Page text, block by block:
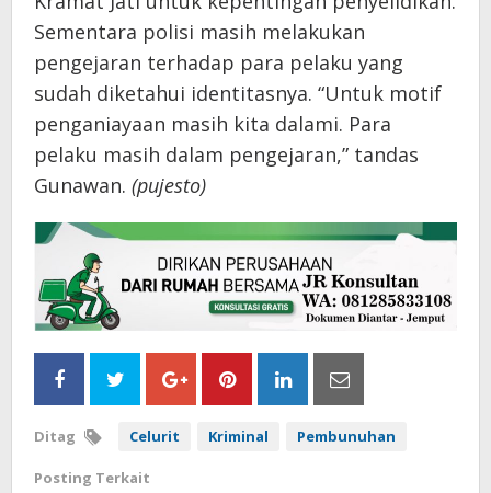
Sementara polisi masih melakukan
pengejaran terhadap para pelaku yang
sudah diketahui identitasnya. “Untuk motif
penganiayaan masih kita dalami. Para
pelaku masih dalam pengejaran,” tandas
Gunawan. (pujesto)
Ditag Celurit Kriminal Pembunuhan
Posting Terkait